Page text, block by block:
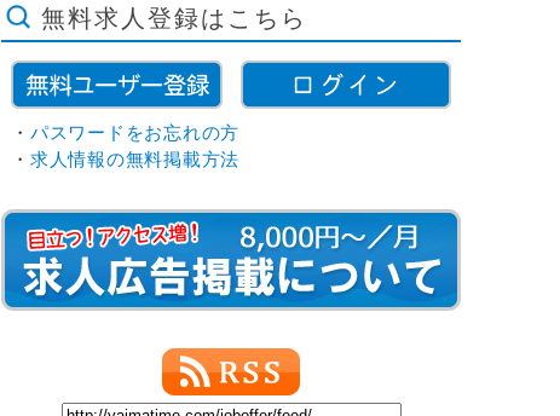
無料求人登録はこちら
・ パスワードをお忘れの方
・ 求人情報の無料掲載方法